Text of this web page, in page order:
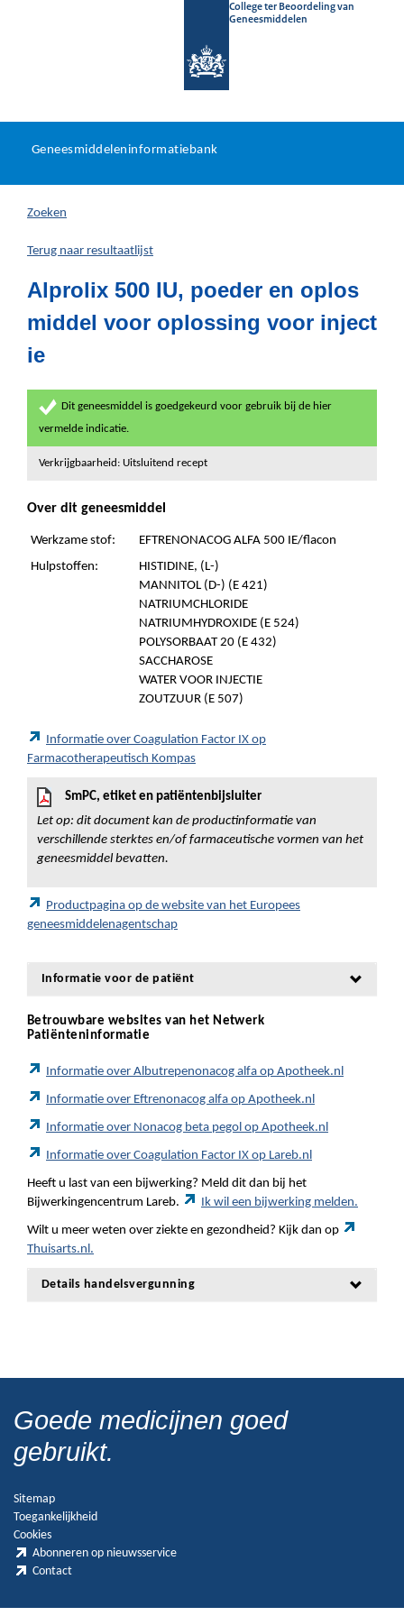
College ter Beoordeling van
Geneesmiddelen
U
hier:
Geneesmiddeleninformatiebank
Zoeken
Terug naar resultaatlijst
Alprolix 500 IU, poeder en oplos
middel voor oplossing voor inject
ie
Dit geneesmiddel is goedgekeurd voor gebruik bij de hier
vermelde indicatie.
Verkrijgbaarheid: Uitsluitend recept
Over dit geneesmiddel
Werkzame stof:
EFTRENONACOG ALFA 500 IE/flacon
Hulpstoffen:
HISTIDINE, (L-)
MANNITOL (D-) (E 421)
NATRIUMCHLORIDE
NATRIUMHYDROXIDE (E 524)
POLYSORBAAT 20 (E 432)
SACCHAROSE
WATER VOOR INJECTIE
ZOUTZUUR (E 507)
Informatie over Coagulation Factor IX op
Farmacotherapeutisch Kompas
SmPC, etiket en patiëntenbijsluiter
Let op: dit document kan de productinformatie van
verschillende sterktes en/of farmaceutische vormen van het
geneesmiddel bevatten.
Productpagina op de website van het Europees
geneesmiddelenagentschap
Informatie voor de patiënt
Betrouwbare websites van het Netwerk
Patiënteninformatie
Informatie over Albutrepenonacog alfa op Apotheek.nl
Informatie over Eftrenonacog alfa op Apotheek.nl
Informatie over Nonacog beta pegol op Apotheek.nl
Informatie over Coagulation Factor IX op Lareb.nl
Heeft u last van een bijwerking? Meld dit dan bij het
Bijwerkingencentrum Lareb.
Ik wil een bijwerking melden.
Wilt u meer weten over ziekte en gezondheid? Kijk dan op
Thuisarts.nl.
Details handelsvergunning
Goede medicijnen goed
gebruikt.
Sitemap
Toegankelijkheid
Cookies
Abonneren op nieuwsservice
Contact